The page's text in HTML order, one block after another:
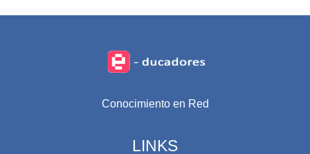
Conocimiento en Red
LINKS